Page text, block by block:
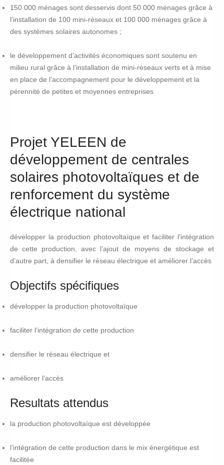
150 000 ménages sont desservis dont 50 000 ménages grâce à
l’installation de 100 mini-réseaux et 100 000 ménages grâce à
des systèmes solaires autonomes ;
le développement d’activités économiques sont soutenu en
milieu rural grâce à l’installation de mini-réseaux verts et à mise
en place de l’accompagnement pour le développement et la
pérennité de petites et moyennes entreprises
Projet YELEEN de
développement de centrales
solaires photovoltaïques et de
renforcement du système
électrique national
développer la production photovoltaïque et faciliter l’intégration
de cette production, avec l’ajout de moyens de stockage et
d’autre part, à densifier le réseau électrique et améliorer l’accès
Objectifs spécifiques
développer la production photovoltaïque
faciliter l’intégration de cette production
densifier le réseau électrique et
améliorer l’accès
Resultats attendus
la production photovoltaïque est développée
l’intégration de cette production dans le mix énergétique est
facilitée